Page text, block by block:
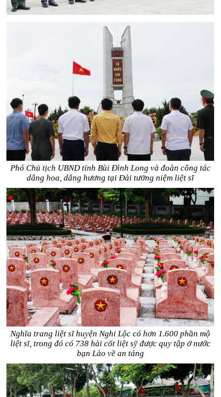
Phó Chủ tịch UBND tỉnh Bùi Đình Long và đoàn công tác
dâng hoa, dâng hương tại Đài tưởng niệm liệt sĩ
Nghĩa trang liệt sĩ huyện Nghi Lộc có hơn 1.600 phần mộ
liệt sĩ, trong đó có 738 hài cốt liệt sỹ được quy tập ở nước
bạn Lào về an táng